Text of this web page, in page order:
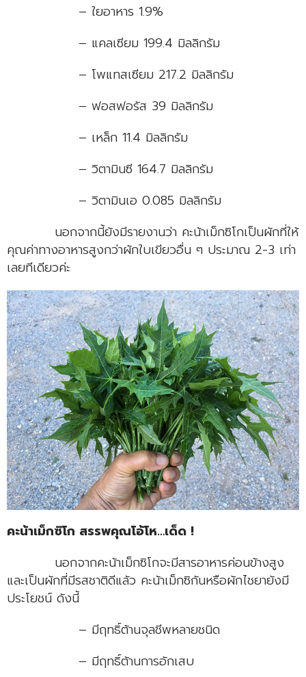
– ใยอาหาร 1.9%
– แคลเซียม 199.4 มิลลิกรัม
– โพแทสเซียม 217.2 มิลลิกรัม
– ฟอสฟอรัส 39 มิลลิกรัม
– เหล็ก 11.4 มิลลิกรัม
– วิตามินซี 164.7 มิลลิกรัม
– วิตามินเอ 0.085 มิลลิกรัม
นอกจากนี้ยังมีรายงานว่า คะน้าเม็กซิโกเป็นผักที่ให้
คุณค่าทางอาหารสูงกว่าผักใบเขียวอื่น ๆ ประมาณ 2-3 เท่า
เลยทีเดียวค่ะ
คะน้าเม็กซิโก สรรพคุณโอ้โห…เด็ด !
นอกจากคะน้าเม็กซิโกจะมีสารอาหารค่อนข้างสูง
และเป็นผักที่มีรสชาติดีแล้ว คะน้าเม็กซิกันหรือผักไชยายังมี
ประโยชน์ ดังนี้
– มีฤทธิ์ต้านจุลชีพหลายชนิด
– มีฤทธิ์ต้านการอักเสบ